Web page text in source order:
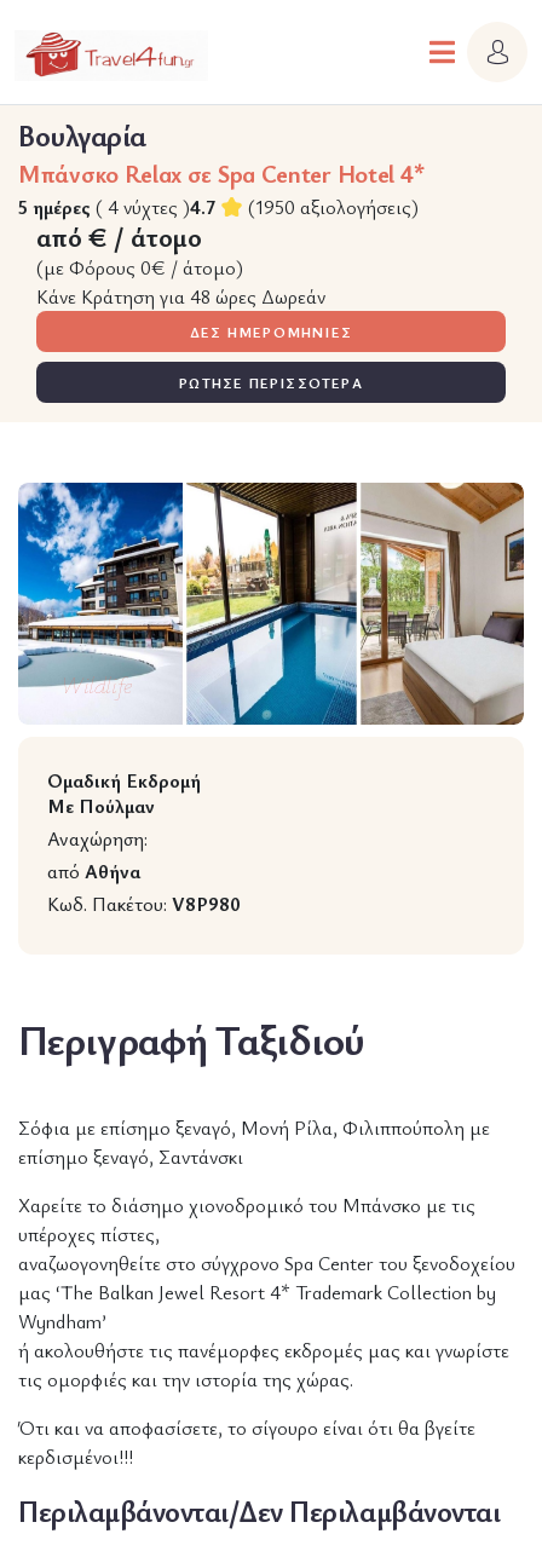
Βουλγαρία
Μπάνσκο Relax σε Spa Center Hotel 4*
5 ημέρες ( 4 νύχτες )4.7 (1950 αξιολογήσεις)
από € / άτομο
(με Φόρους 0€ / άτομο)
Κάνε Κράτηση για 48 ώρες Δωρεάν
ΔΕΣ ΗΜΕΡΟΜΗΝΙΕΣ
ΡΩΤΗΣΕ ΠΕΡΙΣΣΟΤΕΡΑ
Wildlife
Ομαδική Εκδρομή
Με Πούλμαν
Αναχώρηση:
από Αθήνα
Κωδ. Πακέτου: V8P980
Περιγραφή Ταξιδιού
Σόφια με επίσημο ξεναγό, Μονή Ρίλα, Φιλιππούπολη με
επίσημο ξεναγό, Σαντάνσκι
Χαρείτε το διάσημο χιονοδρομικό του Μπάνσκο με τις
υπέροχες πίστες,
αναζωογονηθείτε στο σύγχρονο Spa Center του ξενοδοχείου
μας ‘The Balkan Jewel Resort 4* Trademark Collection by
Wyndham’
ή ακολουθήστε τις πανέμορφες εκδρομές μας και γνωρίστε
τις ομορφιές και την ιστορία της χώρας.
Ότι και να αποφασίσετε, το σίγουρο είναι ότι θα βγείτε
κερδισμένοι!!!
Περιλαμβάνονται/Δεν Περιλαμβάνονται